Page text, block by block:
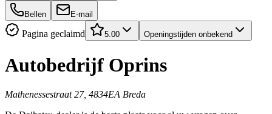
Bellen E-mail
Pagina geclaimd 5.00 Openingstijden onbekend
Autobedrijf Oprins
Mathenessestraat 27, 4834EA Breda